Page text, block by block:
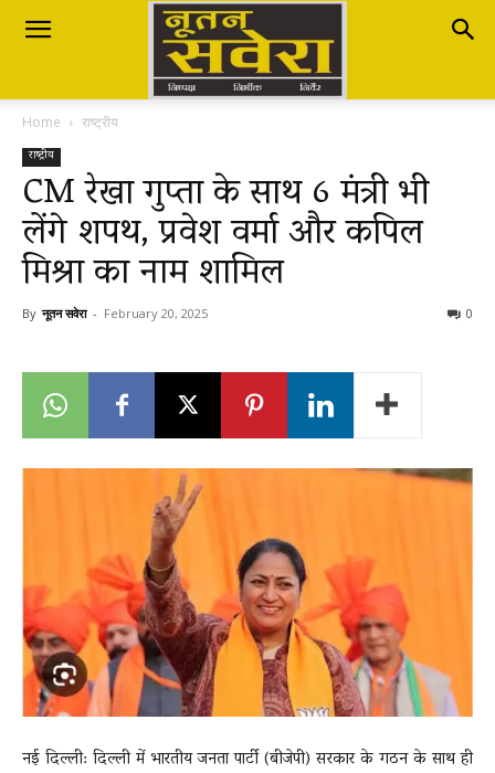
Nutan
Savera
नूतन
सवेरा
LIVE
Home राष्ट्रीय
राष्ट्रीय
CM रेखा गुप्ता के साथ 6 मंत्री भी
लेंगे शपथ, प्रवेश वर्मा और कपिल
मिश्रा का नाम शामिल
By नूतन सवेरा - February 20, 2025 0
नई दिल्ली: दिल्ली में भारतीय जनता पार्टी (बीजेपी) सरकार के गठन के साथ ही